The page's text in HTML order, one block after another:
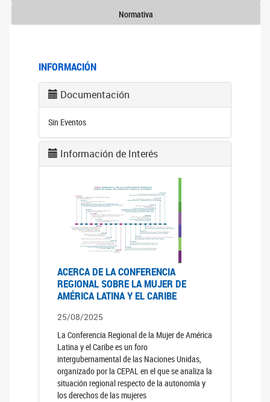
Normativa
INFORMACIÓN
Documentación
Sin Eventos
Información de Interés
ACERCA DE LA CONFERENCIA
REGIONAL SOBRE LA MUJER DE
AMÉRICA LATINA Y EL CARIBE
25/08/2025
La Conferencia Regional de la Mujer de América
Latina y el Caribe es un foro
intergubernamental de las Naciones Unidas,
organizado por la CEPAL en el que se analiza la
situación regional respecto de la autonomía y
los derechos de las mujeres